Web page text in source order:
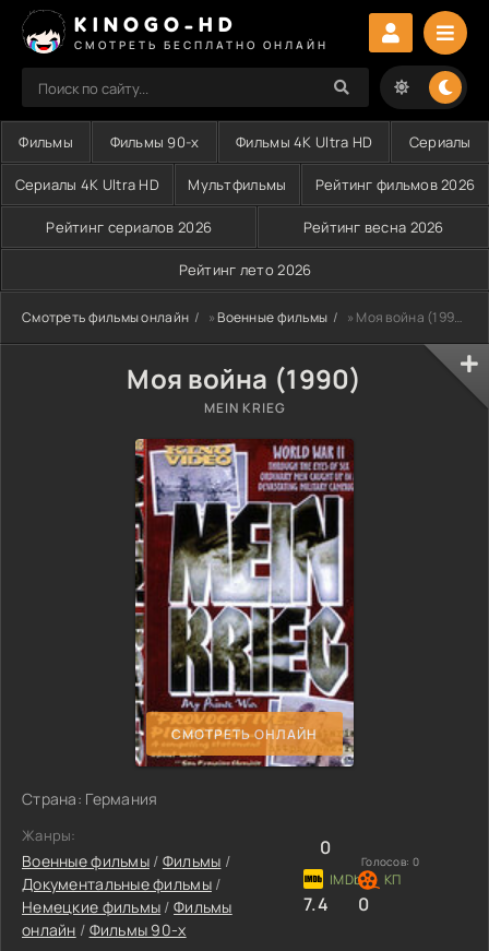
KINOGO-HD
СМОТРЕТЬ БЕСПЛАТНО ОНЛАЙН
Фильмы Фильмы 90-х Фильмы 4K Ultra HD Сериалы
Сериалы 4K Ultra HD Мультфильмы Рейтинг фильмов 2026
Рейтинг сериалов 2026 Рейтинг весна 2026
Рейтинг лето 2026
Смотреть фильмы онлайн »Военные фильмы » Моя война (1990)
Моя война (1990)
MEIN KRIEG
СМОТРЕТЬ ОНЛАЙН
Страна: Германия
Жанры:
Военные фильмы/ Фильмы /
Документальные фильмы/
Немецкие фильмы /Фильмы
онлайн / Фильмы 90-х
0
Голосов: 0
7.4 0